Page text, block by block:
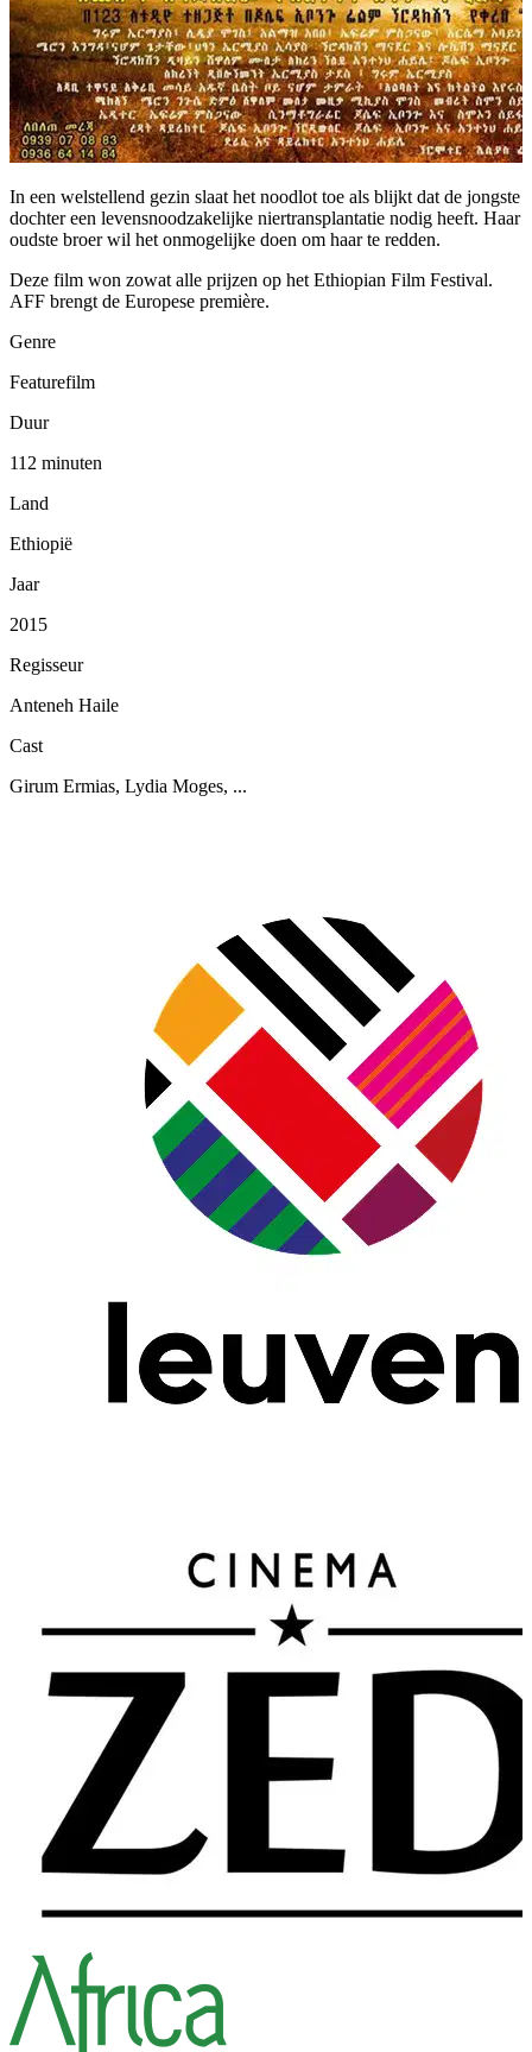
In een welstellend gezin slaat het noodlot toe als blijkt dat de jongste
dochter een levensnoodzakelijke niertransplantatie nodig heeft. Haar
oudste broer wil het onmogelijke doen om haar te redden.
Deze film won zowat alle prijzen op het Ethiopian Film Festival.
AFF brengt de Europese première.
Genre
Featurefilm
Duur
112 minuten
Land
Ethiopië
Jaar
2015
Regisseur
Anteneh Haile
Cast
Girum Ermias, Lydia Moges, ...